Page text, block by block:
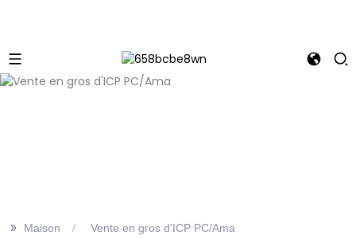
>> Maison Vente en gros d'ICP PC/Ama